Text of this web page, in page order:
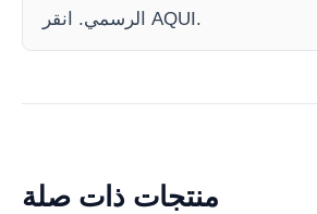
الرسمي. انقر AQUI.
منتجات ذات صلة